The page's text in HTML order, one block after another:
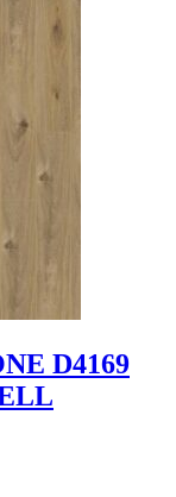
D4169